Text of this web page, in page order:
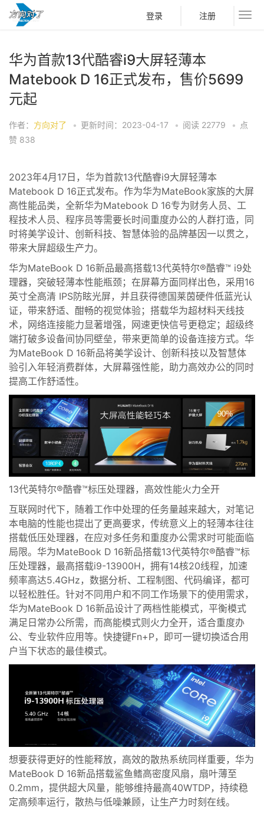
登录 注册
华为首款13代酷睿i9大屏轻薄本
Matebook D 16正式发布，售价5699
元起
作者： 方向对了 • 更新时间：2023-04-17 • 阅读 22779 • 点
赞 838
2023年4月17日，华为首款13代酷睿i9大屏轻薄本
Matebook D 16正式发布。作为华为MateBook家族的大屏
高性能品类，全新华为Matebook D 16专为财务人员、工
程技术人员、程序员等需要长时间重度办公的人群打造，同
时将美学设计、创新科技、智慧体验的品牌基因一以贯之，
带来大屏超级生产力。
华为MateBook D 16新品最高搭载13代英特尔®酷睿™ i9处
理器， 突破轻薄本性能瓶颈；在屏幕方面同样出色，采用16
英寸全高清 IPS防眩光屏，并且获得德国莱茵硬件低蓝光认
证，带来舒适、酣畅的视觉体验；搭载华为超材料天线技
术，网络连接能力显著增强，网速更快信号更稳定；超级终
端打破多设备间协同壁垒，带来更简单的设备连接方式。华
为MateBook D 16新品将美学设计、创新科技以及智慧体
验引入年轻消费群体，大屏幕强性能，助力高效办公的同时
提高工作舒适性。
13代英特尔®酷睿™标压处理器，高效性能火力全开
互联网时代下，随着工作中处理的任务量越来越大，对笔记
本电脑的性能也提出了更高要求，传统意义上的轻薄本往往
搭载低压处理器，在应对多任务和重度办公需求时可能面临
局限。 华为MateBook D 16新品搭载13代英特尔®酷睿™标
压处理器， 最高搭载i9-13900H，拥有14核20线程，加速
频率高达5.4GHz，数据分析、工程制图、代码编译，都可
以轻松胜任。针对不同用户和不同工作场景下的使用 需求，
华为MateBook D 16新品设计了两档性能模式，平衡模式
满足日常办公所需，而高能模式则火力全开，适合重度办
公、专业软件应用等。快捷键Fn+P，即可一键切换适合用
户当下状态的最佳模式。
想要获得更好的性能释放，高效的散热系统同样重要，华为
MateBook D 16新品搭载鲨鱼鳍高密度风扇，扇叶薄至
0.2mm，提供超大风量，能够维持最高40WTDP，持续稳
定高频率运行，散热与低噪兼顾，让生产力时刻在线。